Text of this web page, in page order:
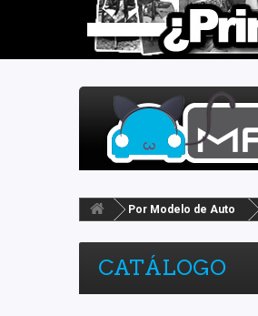
Por Modelo de Auto
CATÁLOGO